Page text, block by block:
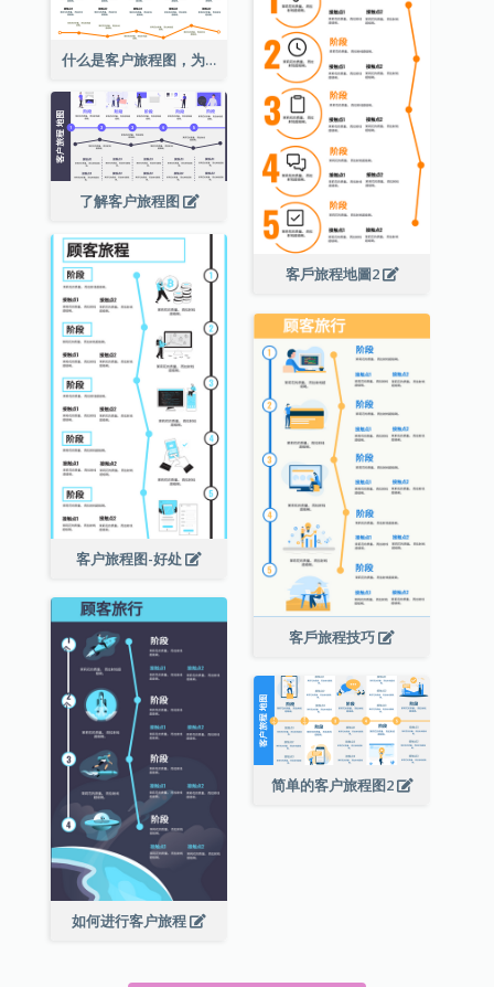
什么是客户旅程图，为什么重要？
客戶旅程地圖2
了解客户旅程图
客户旅程图-好处
客戶旅程技巧
如何进行客户旅程
简单的客户旅程图2